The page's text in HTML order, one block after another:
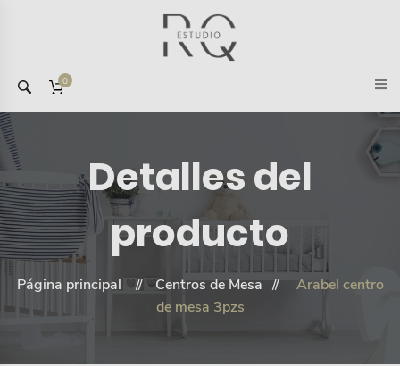
0
Detalles del
producto
Página principal Centros de Mesa
Arabel centro
de mesa 3pzs